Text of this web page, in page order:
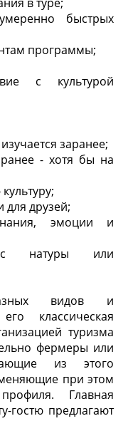
быстрых
программы;
с культурой
заранее;
- хотя бы на
для друзей;
эмоции и
с натуры или
видов и
классическая
туризма
фермеры или
из этого
при этом
Главная
гостю предлагают